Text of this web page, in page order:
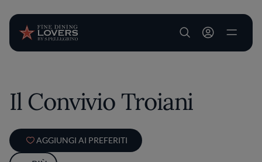
User account
Il Convivio Troiani
AGGIUNGI AI PREFERITI